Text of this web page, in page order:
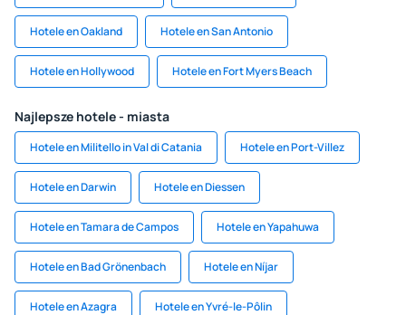
Hotele en Oakland Hotele en San Antonio
Hotele en Hollywood Hotele en Fort Myers Beach
Najlepsze hotele - miasta
Hotele en Militello in Val di Catania Hotele en Port-Villez
Hotele en Darwin Hotele en Diessen
Hotele en Tamara de Campos Hotele en Yapahuwa
Hotele en Bad Grönenbach Hotele en Níjar
Hotele en Azagra Hotele en Yvré-le-Pôlin